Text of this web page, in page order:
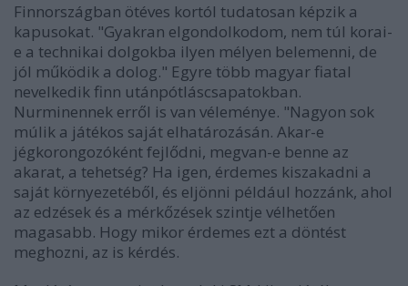
Finnországban ötéves kortól tudatosan képzik a
kapusokat. "Gyakran elgondolkodom, nem túl korai-
e a technikai dolgokba ilyen mélyen belemenni, de
jól működik a dolog." Egyre több magyar fiatal
nevelkedik finn utánpótláscsapatokban.
Nurminennek erről is van véleménye. "Nagyon sok
múlik a játékos saját elhatározásán. Akar-e
jégkorongozóként fejlődni, megvan-e benne az
akarat, a tehetség? Ha igen, érdemes kiszakadni a
saját környezetéből, és eljönni például hozzánk, ahol
az edzések és a mérkőzések szintje vélhetően
magasabb. Hogy mikor érdemes ezt a döntést
meghozni, az is kérdés.